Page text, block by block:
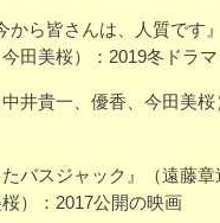
から皆さんは、人質です
田美桜）：2019冬ドラマ
中井貴一、優香、今田美
たバスジャック』（遠藤
）：2017公開の映画